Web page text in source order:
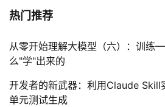
热门推荐
从零开始理解大模型（六）：训
么"学"出来的
开发者的新武器：利用Claude Skill
单元测试生成